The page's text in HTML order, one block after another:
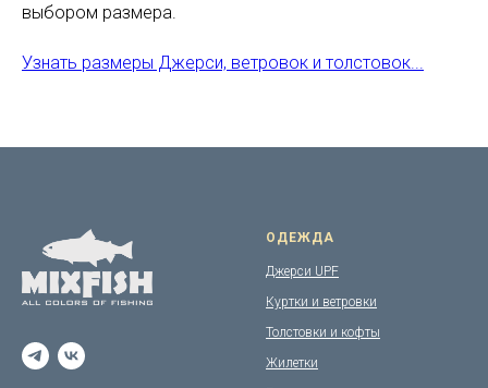
выбором размера.
Узнать размеры Джерси, ветровок и толстовок...
ОДЕЖДА
Джерси UPF
Куртки и ветровки
Толстовки и кофты
Жилетки